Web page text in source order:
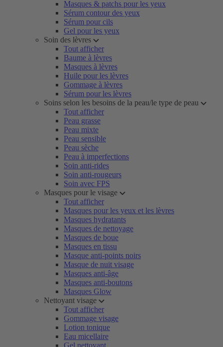
Masques & patchs pour les yeux
Sérum contour des yeux
Sérum pour cils
Gel pour les yeux
Soin des lèvres
Tout afficher
Baume à lèvres
Masques à lèvres
Huile pour les lèvres
Gommage à lèvres
Sérum pour les lèvres
Soins selon les besoins de la peau/le type de peau
Tout afficher
Peau grasse
Peau mixte
Peau sensible
Peau sèche
Peau à imperfections
Soin anti-rides
Soin anti-rougeurs
Soin avec FPS
Masques pour le visage
Tout afficher
Masques pour les yeux et les lèvres
Masques hydratants
Masques de nettoyage
Masques de boue
Masques en tissu
Masque anti-points noirs
Masque de nuit visage
Masques anti-âge
Masques anti-boutons
Masques Glow
Nettoyant visage
Tout afficher
Gommage visage
Lotion tonique
Eau micellaire
Gel nettoyant